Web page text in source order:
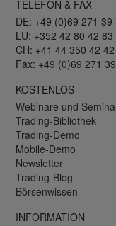
TELEFON & FAX
DE: +49 (0)69 271 39
LU: +352 42 80 42 83
CH: +41 44 350 42 42
Fax: +49 (0)69 271
KOSTENLOS
Webinare und
Trading-Bibliothek
Trading-Demo
Mobile-Demo
Newsletter
Trading-Blog
Börsenwissen
INFORMATION